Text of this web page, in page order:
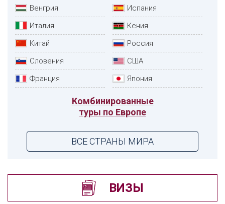
Венгрия
Испания
Италия
Кения
Китай
Россия
Словения
США
Франция
Япония
Комбинированные
туры по Европе
ВСЕ СТРАНЫ МИРА
ВИЗЫ